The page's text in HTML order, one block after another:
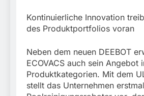
Kontinuierliche Innovation
des Produktportfolios voran
Neben dem neuen DEEBOT
ECOVACS auch sein Angebot
Produktkategorien. Mit dem
stellt das Unternehmen